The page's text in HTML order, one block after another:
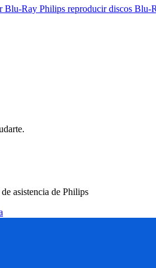
Blu-Ray Philips reproducir discos Blu-
asistencia de Philips